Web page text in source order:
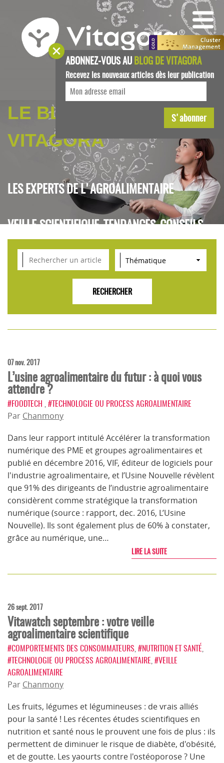
LE BLOG DE
VITAGORA
LES EXPERTS DE L'AGROALIMENTAIRE
VEILLE SCIENTIFIQUE, TENDANCES, CONSEILS
POUR L'INNOVATION AGROALIMENTAIRE
07 nov. 2017
L’usine agroalimentaire du futur : à quoi vous
attendre ?
#FOODTECH #TECHNOLOGIE OU PROCESS AGROALIMENTAIRE
Par Chanmony
Dans leur rapport intitulé Accélérer la transformation
numérique des PME et groupes agroalimentaires et
publié en décembre 2016, VIF, éditeur de logiciels pour
l'industrie agroalimentaire, et l’Usine Nouvelle révèlent
que 91% des dirigeants de l’industrie agroalimentaire
considèrent comme stratégique la transformation
numérique (source : rapport, dec. 2016, L’Usine
Nouvelle). Ils sont également plus de 60% à constater,
grâce au numérique, une…
LIRE LA SUITE
26 sept. 2017
Vitawatch septembre : votre veille
agroalimentaire scientifique
#COMPORTEMENTS DES CONSOMMATEURS #NUTRITION ET SANTÉ
#TECHNOLOGIE OU PROCESS AGROALIMENTAIRE #VEILLE
AGROALIMENTAIRE
Par Chanmony
Les fruits, légumes et légumineuses : de vrais alliés
pour la santé ! Les récentes études scientifiques en
nutrition et santé nous le prouvent une fois de plus : ils
permettent de diminuer le risque de diabète, d'obésité,
et de goutte. Les yaourts contre l'ostéoporose ? Une
ABONNEZ-VOUS AUBLOG DE VITAGORA
Recevez les nouveaux articles dès leur publication